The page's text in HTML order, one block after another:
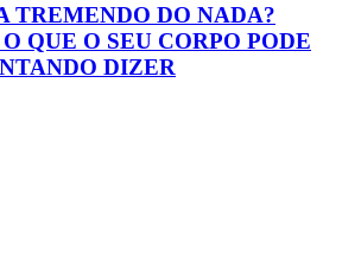
TREMENDO DO NADA?
QUE O SEU CORPO PODE
DIZER